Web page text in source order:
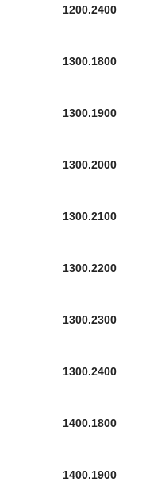
1200.2400
1300.1800
1300.1900
1300.2000
1300.2100
1300.2200
1300.2300
1300.2400
1400.1800
1400.1900